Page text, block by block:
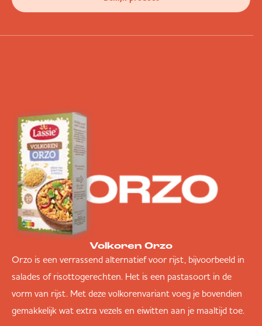
Volkoren Orzo
Orzo is een verrassend alternatief voor rijst, bijvoorbeeld in
salades of risottogerechten. Het is een pastasoort in de
vorm van rijst. Met deze volkorenvariant voeg je bovendien
gemakkelijk wat extra vezels en eiwitten aan je maaltijd toe.